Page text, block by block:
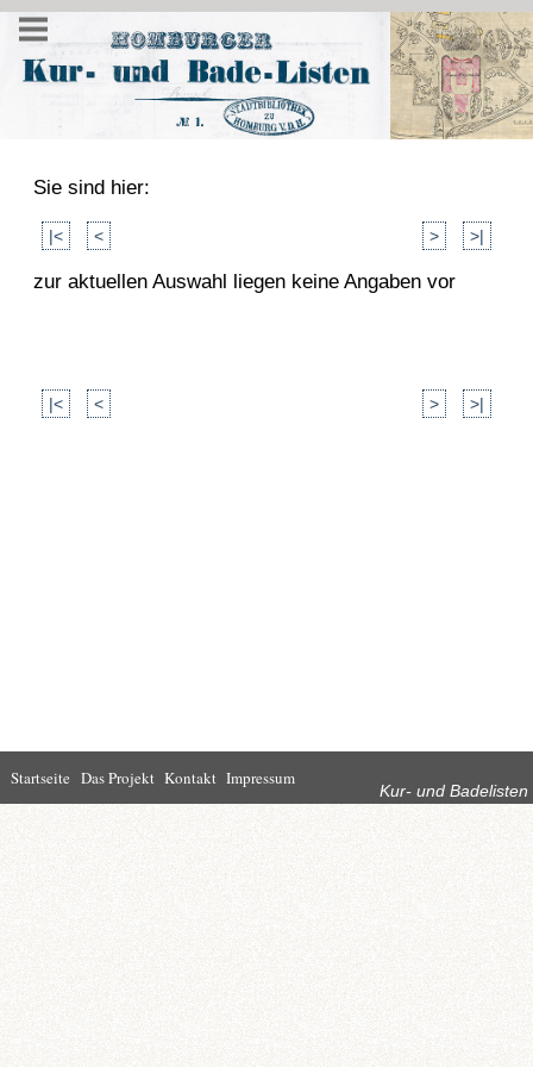
Sie sind hier:
|< < > >|
zur aktuellen Auswahl liegen keine Angaben vor
|< < > >|
Startseite
Leben in Bad
Homburg
Rathaus
Kultur Wirtschaft
Kur und
Tourismus
Kur- und Badelisten
Startseite Das Projekt Kontakt Impressum